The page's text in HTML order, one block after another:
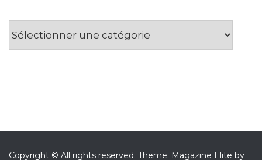
Copyright © All rights reserved. Theme: Magazine Elite by